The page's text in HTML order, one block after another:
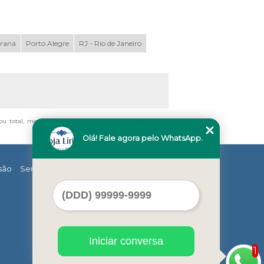
Porto Alegre RJ - Rio de Janeiro
total, mesmo citando nossos links, é proibida sem a
Serviços
1
Olá! Fale agora pelo WhatsApp.
Iniciar conversa